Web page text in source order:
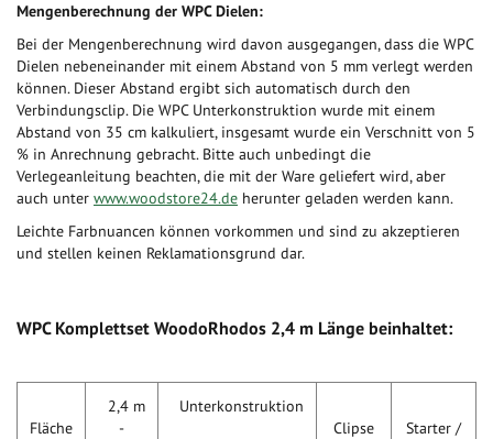
Mengenberechnung der WPC Dielen:
Bei der Mengenberechnung wird davon ausgegangen, dass die WPC
Dielen nebeneinander mit einem Abstand von 5 mm verlegt werden
können. Dieser Abstand ergibt sich automatisch durch den
Verbindungsclip. Die WPC Unterkonstruktion wurde mit einem
Abstand von 35 cm kalkuliert, insgesamt wurde ein Verschnitt von 5
% in Anrechnung gebracht. Bitte auch unbedingt die
Verlegeanleitung beachten, die mit der Ware geliefert wird, aber
auch unter www.woodstore24.de herunter geladen werden kann.
Leichte Farbnuancen können vorkommen und sind zu akzeptieren
und stellen keinen Reklamationsgrund dar.
WPC Komplettset WoodoRhodos 2,4 m Länge beinhaltet:
Fläche
2,4 m
-
Unterkonstruktion
Clipse
Starter /